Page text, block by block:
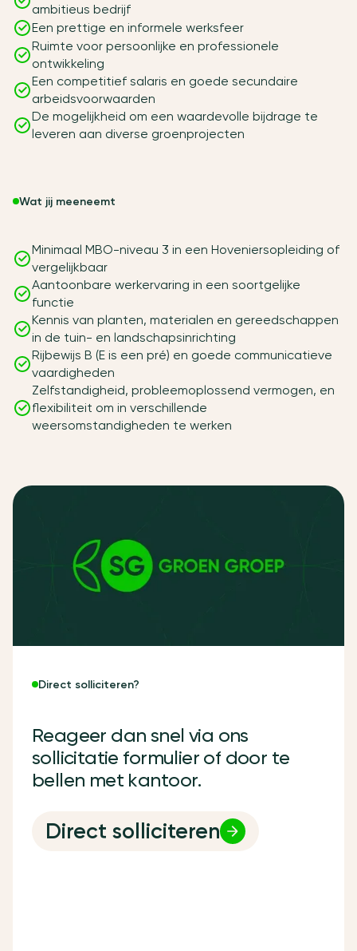
ambitieus bedrijf
Een prettige en informele werksfeer
Ruimte voor persoonlijke en professionele
ontwikkeling
Een competitief salaris en goede secundaire
arbeidsvoorwaarden
De mogelijkheid om een waardevolle bijdrage te
leveren aan diverse groenprojecten
Wat jij meeneemt
Minimaal MBO-niveau 3 in een Hoveniersopleiding of
vergelijkbaar
Aantoonbare werkervaring in een soortgelijke
functie
Kennis van planten, materialen en gereedschappen
in de tuin- en landschapsinrichting
Rijbewijs B (E is een pré) en goede communicatieve
vaardigheden
Zelfstandigheid, probleemoplossend vermogen, en
flexibiliteit om in verschillende
weersomstandigheden te werken
Direct solliciteren?
Reageer dan snel via ons
sollicitatie formulier of door te
bellen met kantoor.
Direct solliciteren